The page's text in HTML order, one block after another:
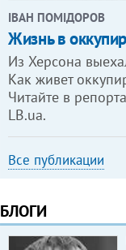
ІВАН ПОМІДОРОВ
Жизнь в
Из Херсона
Как живет
Читайте в
LB.ua.
Все публикации
БЛОГИ